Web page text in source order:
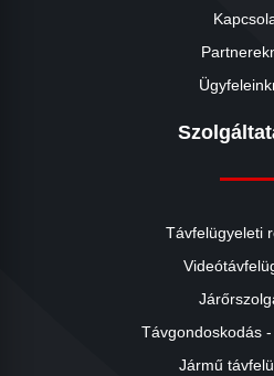
Távfelügyeleti
Távgondoskodás
Jármű